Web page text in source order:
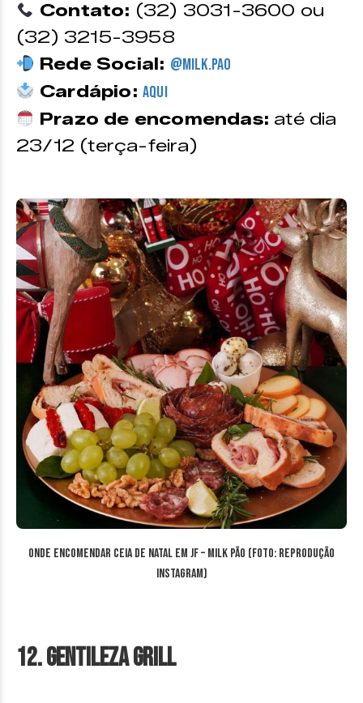
Contato: (32) 3031-3600 ou
(32) 3215-3958
Rede Social: @milk.pao
Cardápio: Aqui
Prazo de encomendas: até dia
23/12 (terça-feira)
Onde encomendar ceia de Natal em JF – Milk Pão (Foto: reprodução
Instagram)
12. Gentileza Grill